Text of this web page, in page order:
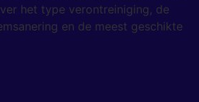
het type verontreiniging, de
en de meest geschikte